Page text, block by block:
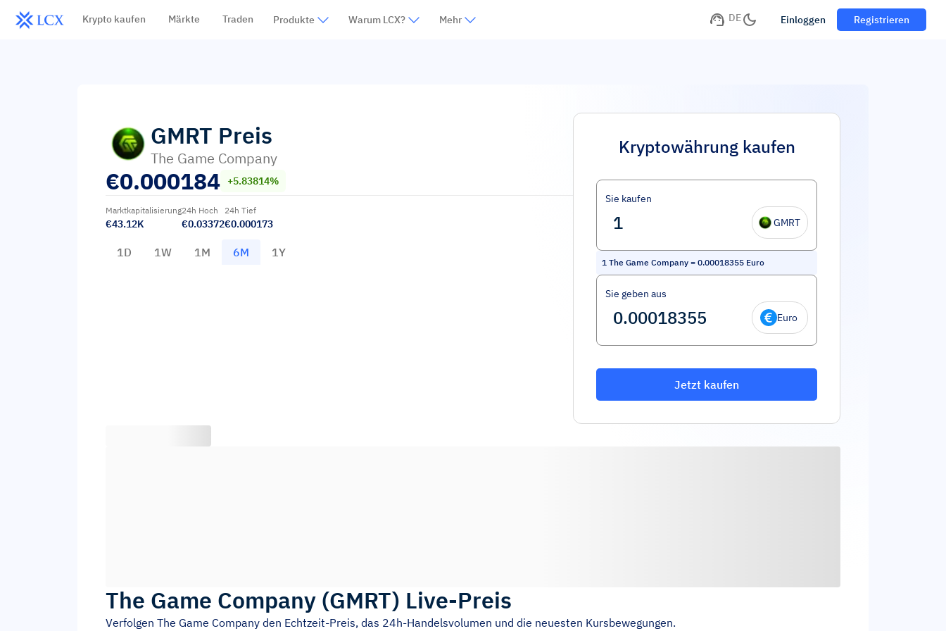
Krypto kaufen Märkte Traden Produkte Warum LCX? Mehr DE Einloggen Registrieren
GMRT Preis
The Game Company
€0.000184 +5.83814%
Marktkapitalisierung
€43.12K
24h Hoch
€0.03372
24h Tief
€0.000173
1D 1W 1M 6M 1Y
Kryptowährung kaufen
Sie kaufen
GMRT
1 The Game Company = 0.00018355 Euro
Sie geben aus
Euro
Jetzt kaufen
The Game Company (GMRT) Live-Preis
Verfolgen The Game Company den Echtzeit-Preis, das 24h-Handelsvolumen und die neuesten Kursbewegungen.